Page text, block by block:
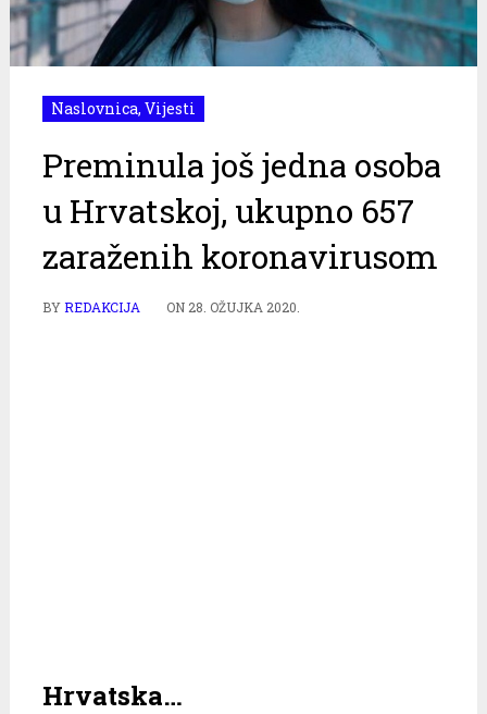
Naslovnica, Vijesti
Preminula još jedna osoba
u Hrvatskoj, ukupno 657
zaraženih koronavirusom
BYREDAKCIJA ON 28. OŽUJKA 2020.
Hrvatska…